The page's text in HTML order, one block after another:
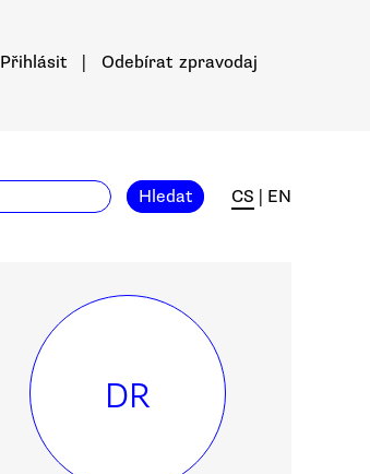
Přihlásit Odebírat zpravodaj
Hledat CS EN
DR